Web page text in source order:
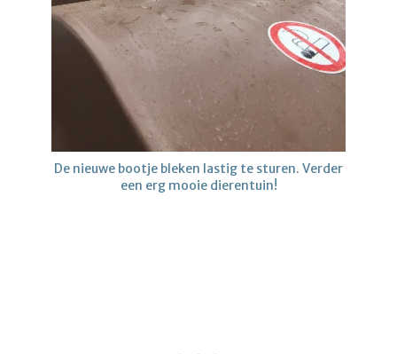
De nieuwe bootje bleken lastig te sturen. Verder
een erg mooie dierentuin!